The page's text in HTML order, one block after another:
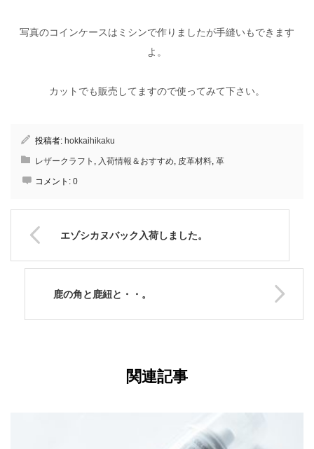
写真のコインケースはミシンで作りましたが手縫いもできます
よ。
カットでも販売してますので使ってみて下さい。
投稿者: hokkaihikaku
レザークラフト , 入荷情報＆おすすめ, 皮革材料, 革
コメント: 0
エゾシカヌバック入荷しました。
鹿の角と鹿紐と・・。
関連記事